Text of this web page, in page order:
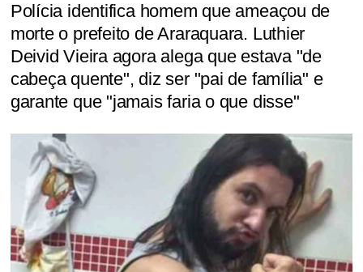
Polícia identifica homem que ameaçou de
morte o prefeito de Araraquara. Luthier
Deivid Vieira agora alega que estava "de
cabeça quente", diz ser "pai de família" e
garante que "jamais faria o que disse"